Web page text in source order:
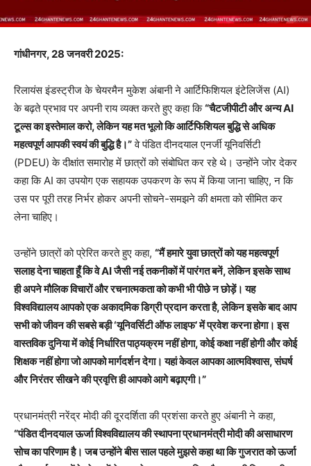
गांधीनगर, 28 जनवरी 2025:
रिलायंस इंडस्ट्रीज के चेयरमैन मुकेश अंबानी ने आर्टिफिशियल इंटेलिजेंस (AI)
के बढ़ते प्रभाव पर अपनी राय व्यक्त करते हुए कहा कि“चैटजीपीटी और अन्य AI
टूल्स का इस्तेमाल करो, लेकिन यह मत भूलो कि आर्टिफिशियल बुद्धि से अधिक
महत्वपूर्ण आपकी स्वयं की बुद्धि है।”वे पंडित दीनदयाल एनर्जी यूनिवर्सिटी
(PDEU) के दीक्षांत समारोह में छात्रों को संबोधित कर रहे थे। उन्होंने जोर देकर
कहा कि AI का उपयोग एक सहायक उपकरण के रूप में किया जाना चाहिए, न कि
उस पर पूरी तरह निर्भर होकर अपनी सोचने-समझने की क्षमता को सीमित कर
लेना चाहिए।
उन्होंने छात्रों को प्रेरित करते हुए कहा, “मैं हमारे युवा छात्रों को यह महत्वपूर्ण
सलाह देना चाहता हूँ कि वे AI जैसी नई तकनीकों में पारंगत बनें, लेकिन इसके साथ
ही अपने मौलिक विचारों और रचनात्मकता को कभी भी पीछे न छोड़ें। यह
विश्वविद्यालय आपको एक अकादमिक डिग्री प्रदान करता है, लेकिन इसके बाद आप
सभी को जीवन की सबसे बड़ी ‘यूनिवर्सिटी ऑफ लाइफ’ में प्रवेश करना होगा। इस
वास्तविक दुनिया में कोई निर्धारित पाठ्यक्रम नहीं होगा, कोई कक्षा नहीं होगी और कोई
शिक्षक नहीं होगा जो आपको मार्गदर्शन देगा। यहां केवल आपका आत्मविश्वास, संघर्ष
और निरंतर सीखने की प्रवृत्ति ही आपको आगे बढ़ाएगी।”
प्रधानमंत्री नरेंद्र मोदी की दूरदर्शिता की प्रशंसा करते हुए अंबानी ने कहा,
“पंडित दीनदयाल ऊर्जा विश्वविद्यालय की स्थापना प्रधानमंत्री मोदी की असाधारण
सोच का परिणाम है। जब उन्होंने बीस साल पहले मुझसे कहा था कि गुजरात को ऊर्जा